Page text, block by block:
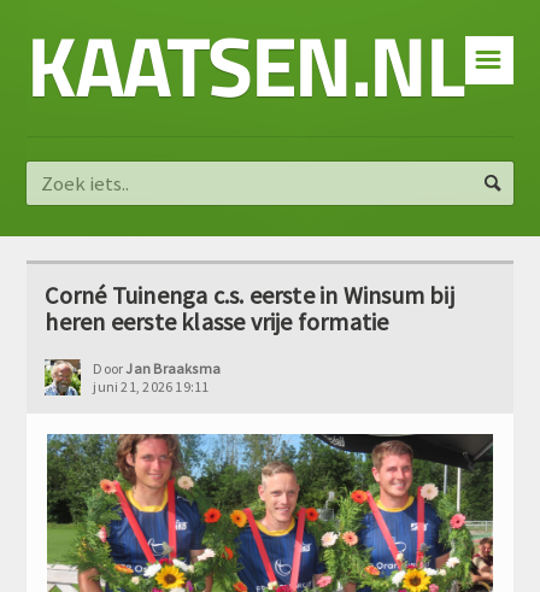
☰
KAATSEN.NL
Corné Tuinenga c.s. eerste in Winsum bij
heren eerste klasse vrije formatie
DoorJan Braaksma
juni 21, 2026 19:11